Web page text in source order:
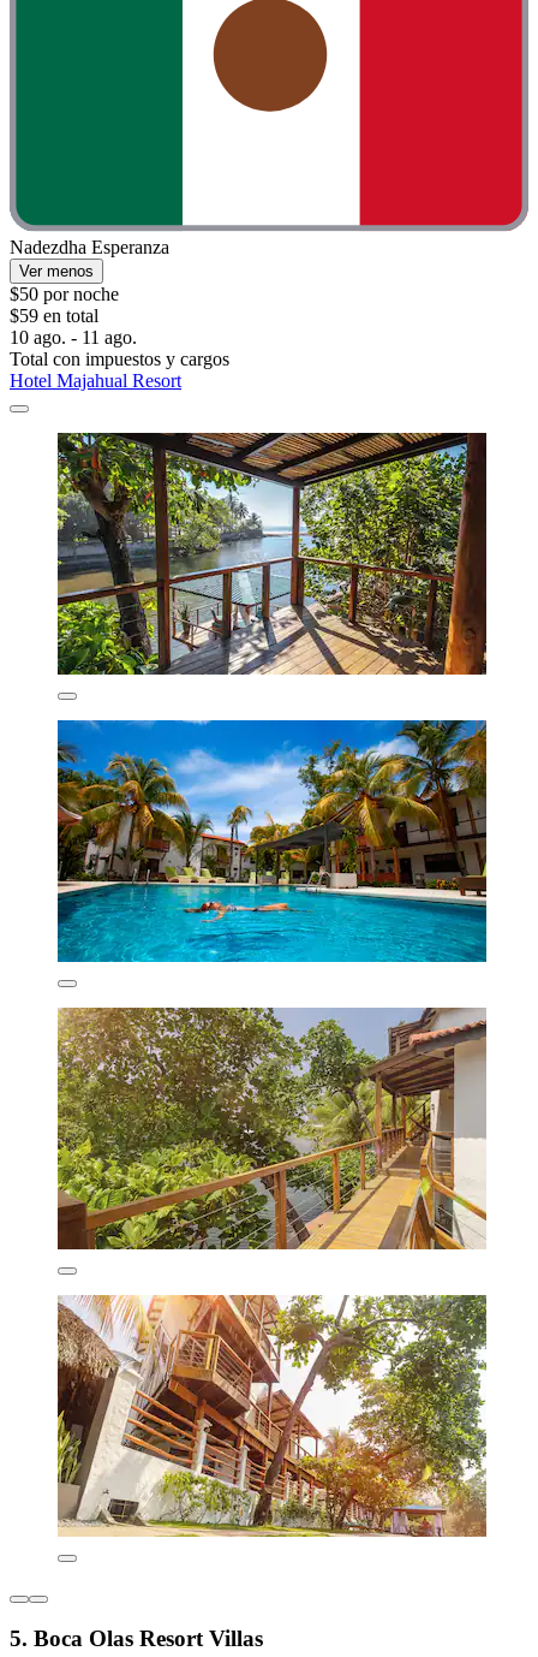
Nadezdha Esperanza
Ver menos
$50 por noche
$59 en total
10 ago. - 11 ago.
Total con impuestos y cargos
Hotel Majahual Resort
5. Boca Olas Resort Villas